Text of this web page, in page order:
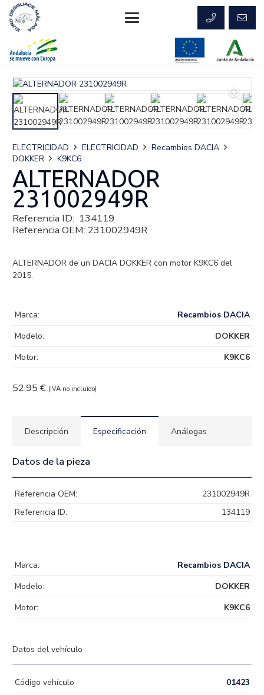
ELECTRICIDAD ELECTRICIDAD
Recambios DACIA
DOKKER
K9KC6
ALTERNADOR
231002949R
Referencia ID: 134119
Referencia OEM: 231002949R
ALTERNADOR de un DACIA DOKKER con motor K9KC6 del
2015.
52,95 € (IVA no incluído)
Marca:
Recambios DACIA
Modelo:
DOKKER
Motor:
K9KC6
Descripción Especificación Análogas
Datos de la pieza
Referencia OEM:
231002949R
Referencia ID:
134119
Marca:
Recambios DACIA
Modelo:
DOKKER
Motor:
K9KC6
Datos del vehículo
Código vehículo
01423